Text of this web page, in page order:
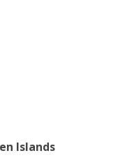
Islands